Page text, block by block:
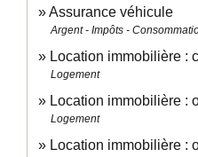
Assurance véhicule
Argent - Impôts -
Location immobilière :
Logement
Location immobilière :
Logement
Location immobilière :